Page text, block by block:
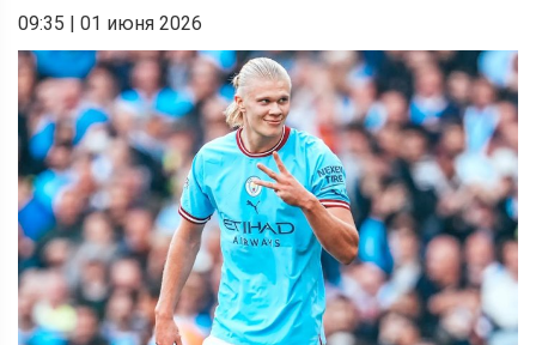
09:35 | 01 июня 2026